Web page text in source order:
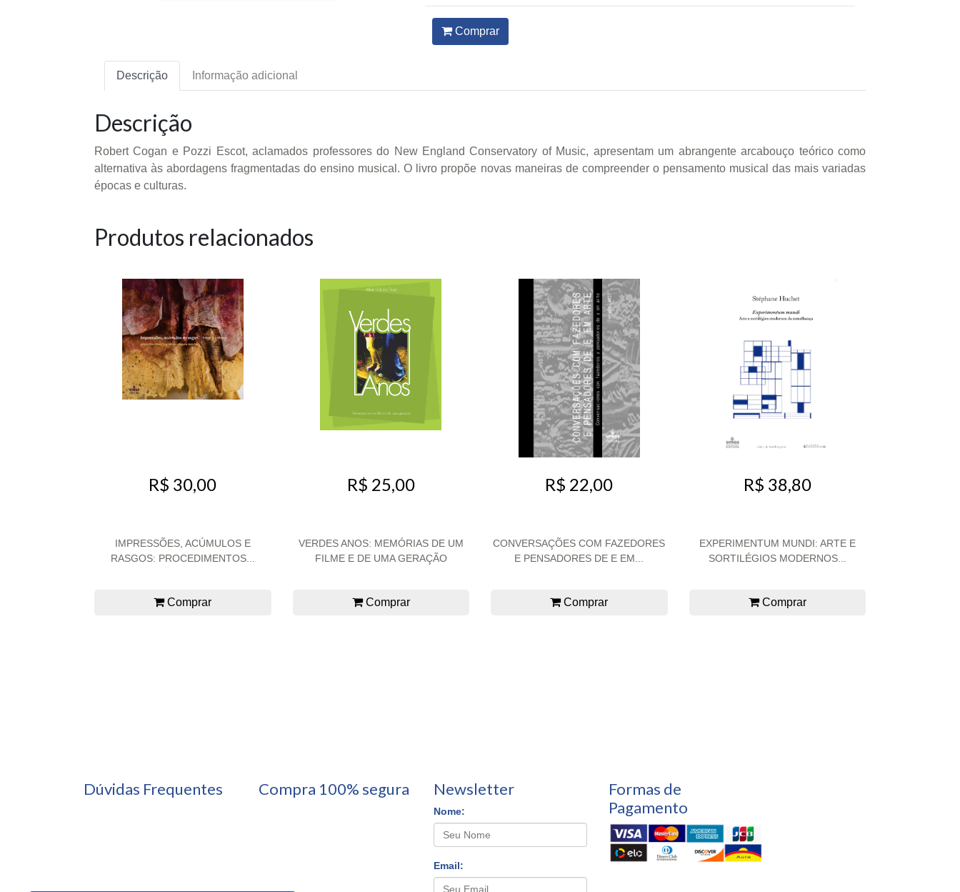
Comprar
Descrição Informação adicional
Descrição
Robert Cogan e Pozzi Escot, aclamados professores do New England Conservatory of Music, apresentam um abrangente arcabouço teórico como
alternativa às abordagens fragmentadas do ensino musical. O livro propõe novas maneiras de compreender o pensamento musical das mais variadas
épocas e culturas.
Produtos relacionados
R$ 30,00
IMPRESSÕES, ACÚMULOS E
RASGOS: PROCEDIMENTOS...
Comprar
R$ 25,00
VERDES ANOS: MEMÓRIAS DE UM
FILME E DE UMA GERAÇÃO
Comprar
R$ 22,00
CONVERSAÇÕES COM FAZEDORES
E PENSADORES DE E EM...
Comprar
R$ 38,80
EXPERIMENTUM MUNDI: ARTE E
SORTILÉGIOS MODERNOS...
Comprar
Dúvidas Frequentes Compra 100% segura Newsletter
Nome:
Email:
Formas de
Pagamento